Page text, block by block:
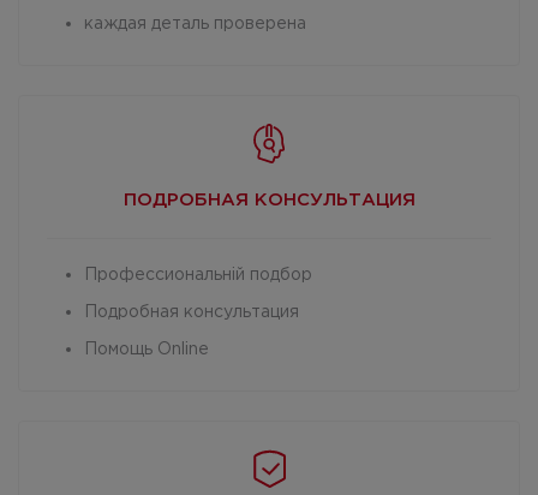
каждая деталь проверена
ПОДРОБНАЯ КОНСУЛЬТАЦИЯ
Профессиональній подбор
Подробная консультация
Помощь Online